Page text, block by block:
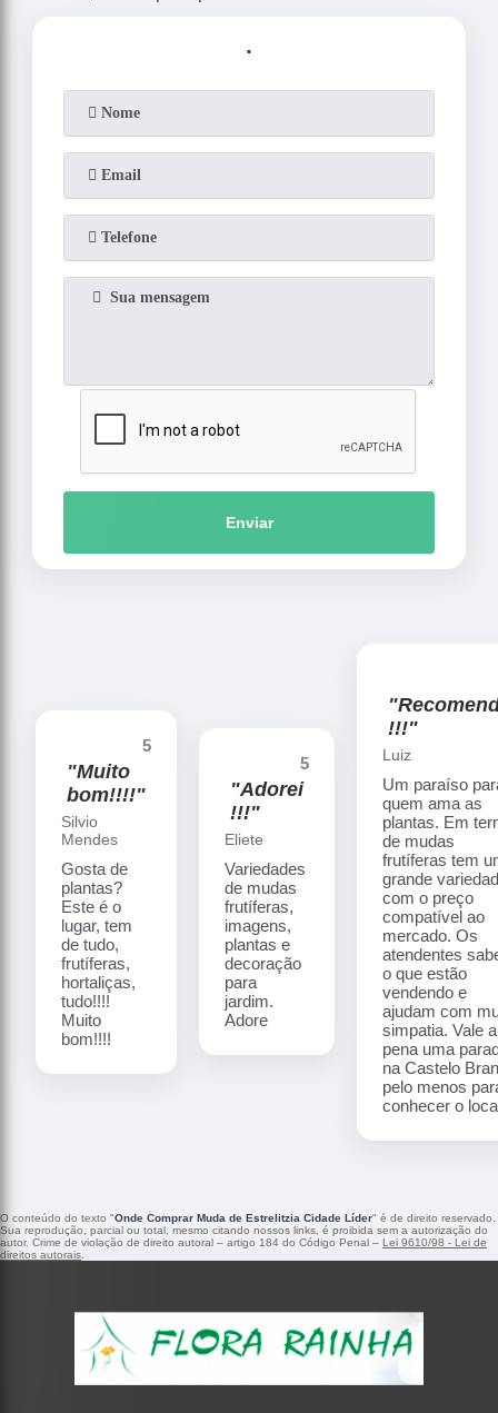
.
Enviar
5
"Muito
bom!!!!"
Silvio
Mendes
Gosta de
plantas?
Este é o
lugar, tem
de tudo,
frutíferas,
hortaliças,
tudo!!!!
Muito
bom!!!!
5
"Adorei
!!!"
Eliete
Variedades
de mudas
frutíferas,
imagens,
plantas e
decoração
para
jardim.
Adore
!!!"
Luiz
Um paraíso
quem ama as
plantas. Em
de mudas
frutíferas tem
grande
com o preço
compatível ao
mercado. Os
atendentes
o que estão
vendendo e
ajudam com
simpatia. Vale a
pena uma
na Castelo
pelo menos
conhecer o
O conteúdo do texto "Onde Comprar Muda de Estrelitzia Cidade Líder" é de direito reservado.
Sua reprodução, parcial ou total, mesmo citando nossos links, é proibida sem a autorização do
autor. Crime de violação de direito autoral – artigo 184 do Código Penal – Lei 9610/98 - Lei de
direitos autorais